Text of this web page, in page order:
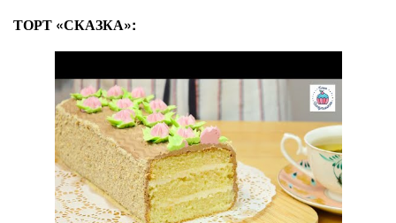
ТОРТ «СКАЗКА»: